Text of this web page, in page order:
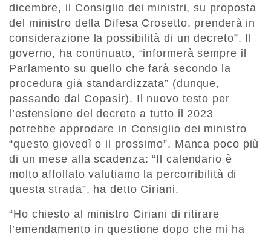
dicembre, il Consiglio dei ministri, su proposta
del ministro della Difesa Crosetto, prenderà in
considerazione la possibilità di un decreto”. Il
governo, ha continuato, “informerà sempre il
Parlamento su quello che farà secondo la
procedura già standardizzata” (dunque,
passando dal Copasir). Il nuovo testo per
l’estensione del decreto a tutto il 2023
potrebbe approdare in Consiglio dei ministro
“questo giovedì o il prossimo”. Manca poco più
di un mese alla scadenza: “Il calendario è
molto affollato valutiamo la percorribilità di
questa strada”, ha detto Ciriani.
“Ho chiesto al ministro Ciriani di ritirare
l’emendamento in questione dopo che mi ha